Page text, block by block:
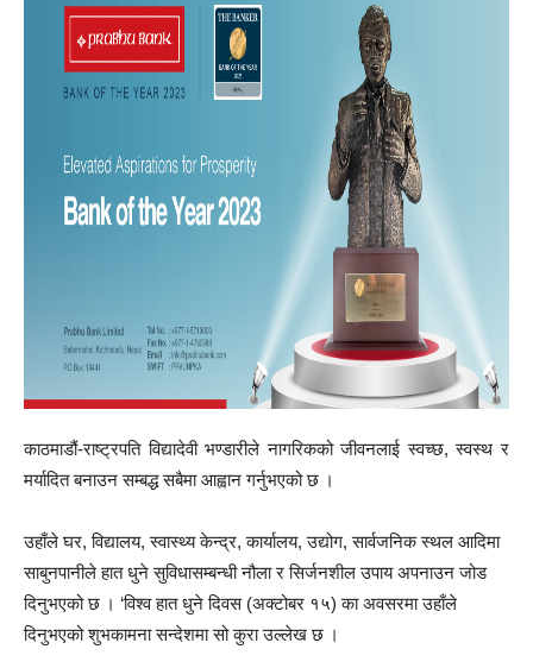
काठमाडौं-राष्ट्रपति विद्यादेवी भण्डारीले नागरिकको जीवनलाई स्वच्छ, स्वस्थ र
मर्यादित बनाउन सम्बद्ध सबैमा आह्वान गर्नुभएको छ ।
उहाँले घर, विद्यालय, स्वास्थ्य केन्द्र, कार्यालय, उद्योग, सार्वजनिक स्थल आदिमा
साबुनपानीले हात धुने सुविधासम्बन्धी नौला र सिर्जनशील उपाय अपनाउन जोड
दिनुभएको छ । ‘विश्व हात धुने दिवस (अक्टोबर १५) का अवसरमा उहाँले
दिनुभएको शुभकामना सन्देशमा सो कुरा उल्लेख छ ।